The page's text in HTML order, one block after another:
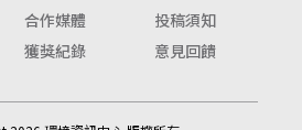
合作媒體
投稿須知
獲獎紀錄 意見回饋